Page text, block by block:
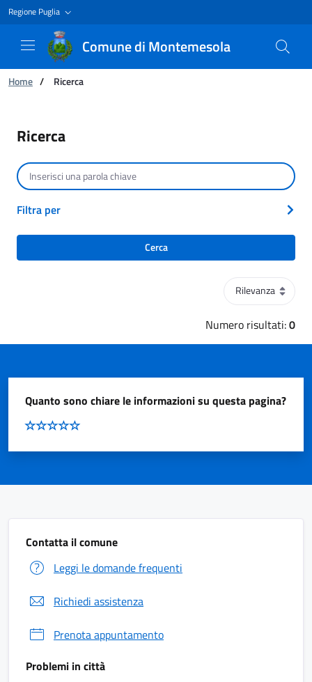
Regione Puglia
Comune di Montemesola
Ti trovi in:
Home / Ricerca
Ricerca
Ordinamento
Numero risultati:0
Cerca per testo
Filtra per
Cerca
Quanto sono chiare le informazioni su questa pagina?
Contatta il comune
Leggi le domande frequenti
Richiedi assistenza
Prenota appuntamento
Problemi in città